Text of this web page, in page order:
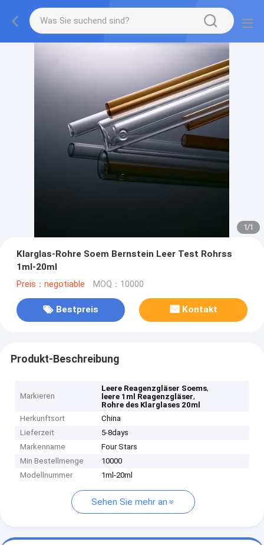
1/1
Klarglas-Rohre Soem Bernstein Leer Test Rohrss
1ml-20ml
Preis：negotiable MOQ：10000
Bestpreis Kontakt
Produkt-Beschreibung
Markieren
Leere Reagenzgläser Soems,
leere 1ml Reagenzgläser,
Rohre des Klarglases 20ml
Herkunftsort
China
Lieferzeit
5-8days
Markenname
Four Stars
Min Bestellmenge
10000
Modellnummer
1ml-20ml
Sehen Sie mehr an